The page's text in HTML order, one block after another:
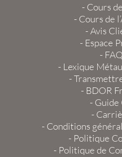
- Cours
- Cours de
-Avis
- Espace
- FAQ
- Lexique
-
- BDOR
- Guide
-
- Conditions
- Politique
- Politique de